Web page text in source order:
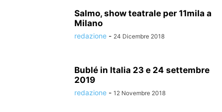
Salmo, show teatrale per 11mila a
Milano
redazione - 24 Dicembre 2018
Bublé in Italia 23 e 24 settembre
2019
redazione - 12 Novembre 2018